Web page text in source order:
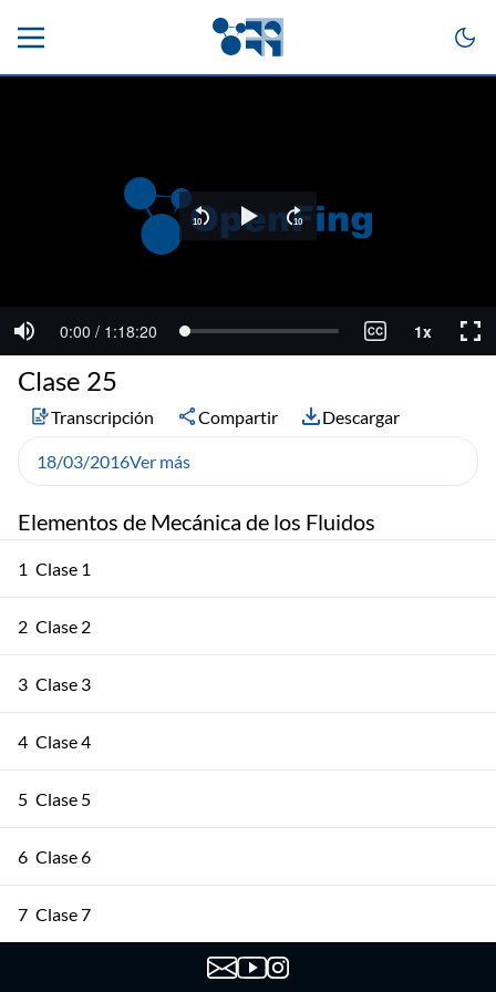
Elementos de Mecánica de los Fluidos
1 Clase 1
2 Clase 2
3 Clase 3
4 Clase 4
5 Clase 5
6 Clase 6
7 Clase 7
Clase 25
Transcripción Compartir Descargar
18/03/2016Ver más